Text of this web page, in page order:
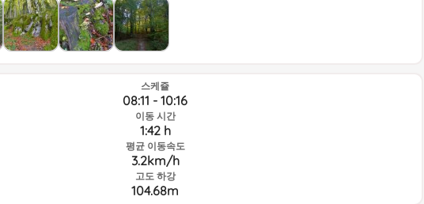
스케쥴
08:11 - 10:16
이동 시간
1:42 h
평균 이동속도
3.2km/h
고도 하강
104.68m